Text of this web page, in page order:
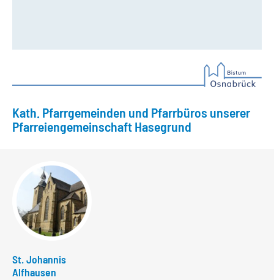
Kath. Pfarrgemeinden und Pfarrbüros unserer
Pfarreiengemeinschaft Hasegrund
St. Johannis
Alfhausen